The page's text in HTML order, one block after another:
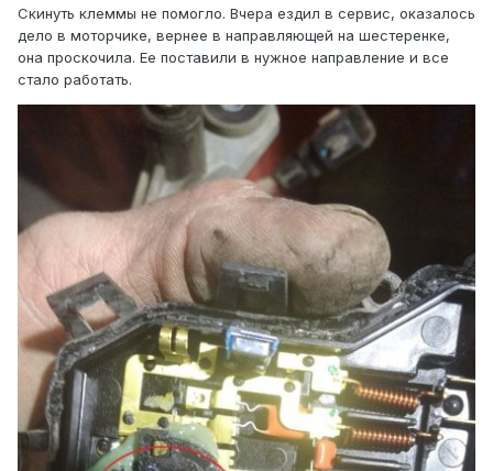
Скинуть клеммы не помогло. Вчера ездил в сервис, оказалось
дело в моторчике, вернее в направляющей на шестеренке,
она проскочила. Ее поставили в нужное направление и все
стало работать.